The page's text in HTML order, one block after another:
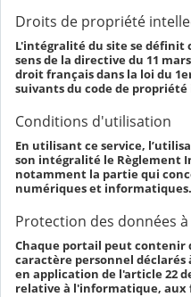
Droits de propriété
L'intégralité du site se définit
sens de la directive du 11
droit français dans la loi du
suivants du code de
Conditions d'utilisation
En utilisant ce service,
son intégralité le Règlement
notamment la partie qui
numériques et informatiques.
Protection des données
Chaque portail peut contenir
caractère personnel déclarés
en application de l'article 22
relative à l'informatique, aux